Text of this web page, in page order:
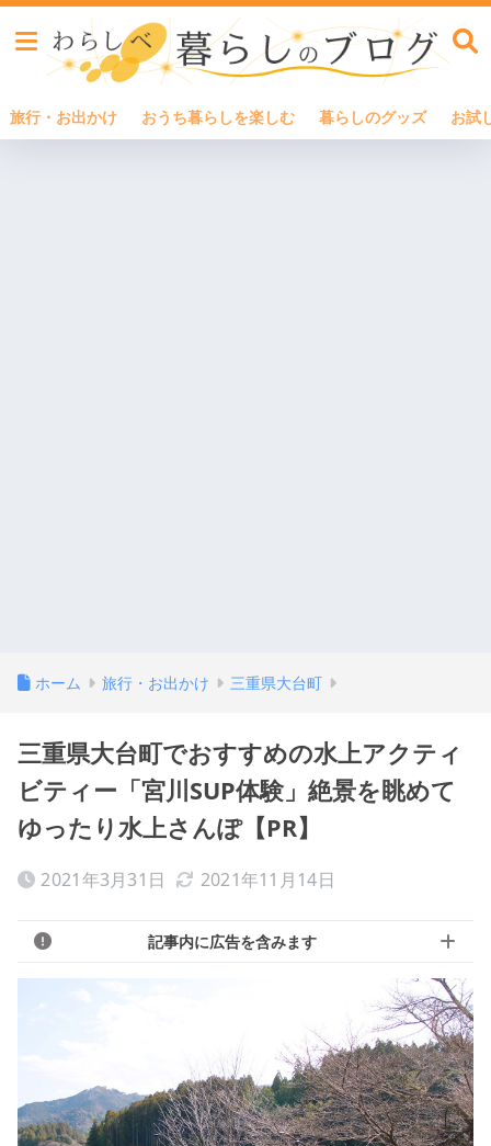
旅行・お出かけ おうち暮らしを楽しむ 暮らしのグッズ お試
ホーム 旅行・お出かけ 三重県大台町
三重県大台町でおすすめの水上アクティ
ビティー「宮川SUP体験」絶景を眺めて
ゆったり水上さんぽ【PR】
2021年3月31日 2021年11月14日
記事内に広告を含みます